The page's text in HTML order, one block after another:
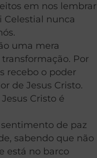
em nos lembrar
Celestial nunca
uma mera
Por
recebo o poder
de Jesus Cristo.
Cristo é
de paz
sabendo que não
está no barco